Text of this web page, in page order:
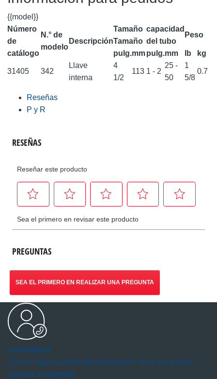
{{model}}
Número
de
catálogo
N.° de
modelo
Descripción
Tamaño
Tamaño
capacidad
del tubo
Peso
pulg.mmpulg.mm lb kg
31405 342
Llave
interna
4
1/2
113 1 - 2
25 -
50
1
5/8
0.7
Reseñas
P y R
PREGUNTAS
SEA EL PRIMERO EN REALIZAR UNA PREGUNTA
Contáctenos
¿Tiene algún comentario o pregunta? ¡Nos encantaría
conocer su opinión!